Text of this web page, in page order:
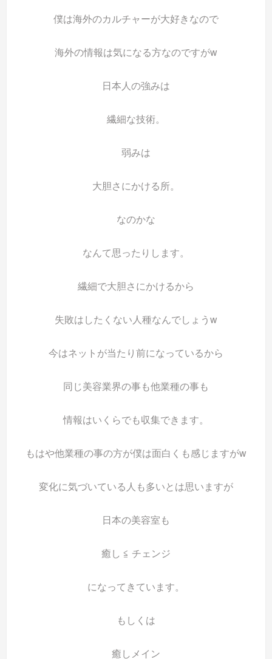
僕は海外のカルチャーが大好きなので
海外の情報は気になる方なのですがw
日本人の強みは
繊細な技術。
弱みは
大胆さにかける所。
なのかな
なんて思ったりします。
繊細で大胆さにかけるから
失敗はしたくない人種なんでしょうw
今はネットが当たり前になっているから
同じ美容業界の事も他業種の事も
情報はいくらでも収集できます。
もはや他業種の事の方が僕は面白くも感じますがw
変化に気づいている人も多いとは思いますが
日本の美容室も
癒し ≦ チェンジ
になってきています。
もしくは
癒しメイン